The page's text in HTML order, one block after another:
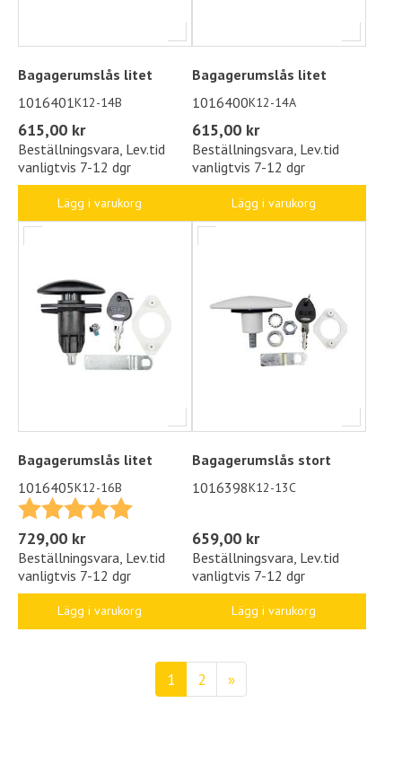
Bagagerumslås litet
1016401K12-14B
615,00 kr
Beställningsvara, Lev.tid
vanligtvis 7-12 dgr
Lägg i varukorg
Bagagerumslås litet
1016400K12-14A
615,00 kr
Beställningsvara, Lev.tid
vanligtvis 7-12 dgr
Lägg i varukorg
Bagagerumslås litet
1016405K12-16B
Betyg:
5.0 utav 5 stjärnor
729,00 kr
Beställningsvara, Lev.tid
vanligtvis 7-12 dgr
Lägg i varukorg
Bagagerumslås stort
1016398K12-13C
659,00 kr
Beställningsvara, Lev.tid
vanligtvis 7-12 dgr
Lägg i varukorg
1 2 »